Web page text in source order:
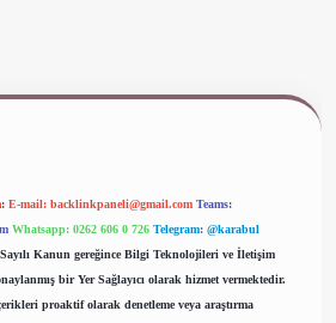
E-mail: backlinkpaneli@gmail.com Teams:
Whatsapp: 0262 606 0 726 Telegram: @karabul
Kanun gereğince Bilgi Teknolojileri ve İletişim
bir Yer Sağlayıcı olarak hizmet vermektedir.
proaktif olarak denetleme veya araştırma